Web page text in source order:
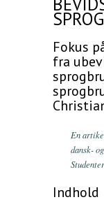
Fokus
fra
En
dansk-
Indhold